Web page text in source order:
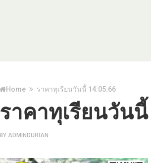
Home ราคาทุเรียนวันนี้ 14:05:66
ราคาทุเรียนวัน
BY ADMINDURIAN